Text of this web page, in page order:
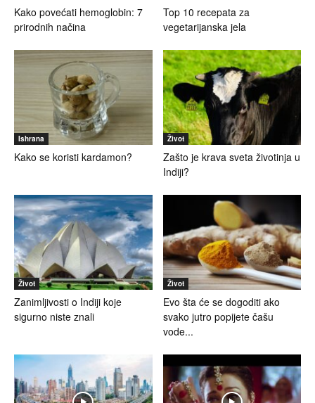
Kako povećati hemoglobin: 7
prirodnih načina
Top 10 recepata za
vegetarijanska jela
Ishrana
Kako se koristi kardamon?
Život
Zašto je krava sveta životinja u
Indiji?
Život
Zanimljivosti o Indiji koje
sigurno niste znali
Život
Evo šta će se dogoditi ako
svako jutro popijete čašu
vode...